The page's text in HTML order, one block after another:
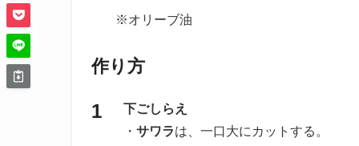
※オリーブ油
作り方
下ごしらえ
・ サワラは、一口大にカットする。